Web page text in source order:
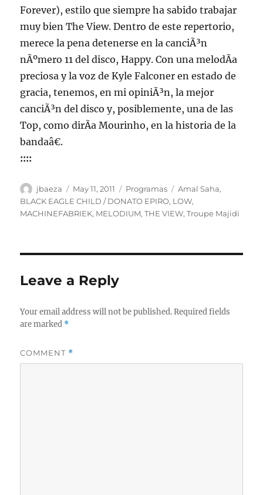
Forever), estilo que siempre ha sabido trabajar
muy bien The View. Dentro de este repertorio,
merece la pena detenerse en la canciÃ³n
nÃºmero 11 del disco, Happy. Con una melodÃ­a
preciosa y la voz de Kyle Falconer en estado de
gracia, tenemos, en mi opiniÃ³n, la mejor
canciÃ³n del disco y, posiblemente, una de las
Top, como dirÃ­a Mourinho, en la historia de la
bandaâ€.
::::
Author
jbaeza
Posted
on
May 11, 2011 Categories
Programas Tags
Amal Saha,
BLACK EAGLE CHILD / DONATO EPIRO, LOW,
MACHINEFABRIEK, MELODIUM,THE VIEW,Troupe Majidi
Leave a Reply
Your email address will not be published. Required fields
are marked *
COMMENT *